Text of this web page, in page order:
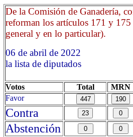
De la Comisión de Ganadería,
reforman los artículos 171 y
general y en lo particular).
06 de abril de 2022
la lista de diputados
Votos Total
MRN
Favor
Contra
Abstención